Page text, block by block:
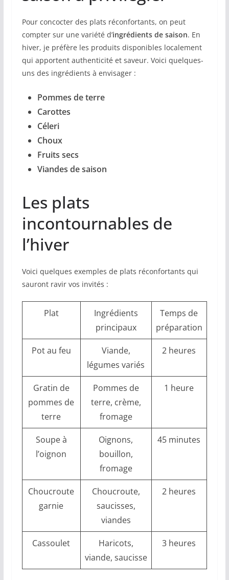
Pour concocter des plats réconfortants, on peut
compter sur une variété d’ingrédients de saison. En
hiver, je préfère les produits disponibles localement
qui apportent authenticité et saveur. Voici quelques-
uns des ingrédients à envisager :
Pommes de terre
Carottes
Céleri
Choux
Fruits secs
Viandes de saison
Les plats
incontournables de
l’hiver
Voici quelques exemples de plats réconfortants qui
sauront ravir vos invités :
Plat
Ingrédients
principaux
Temps de
préparation
Pot au feu
Viande,
légumes variés
2 heures
Gratin de
pommes de
terre
Pommes de
terre, crème,
fromage
1 heure
Soupe à
l’oignon
Oignons,
bouillon,
fromage
45 minutes
Choucroute
garnie
Choucroute,
saucisses,
viandes
2 heures
Cassoulet
Haricots,
viande, saucisse
3 heures